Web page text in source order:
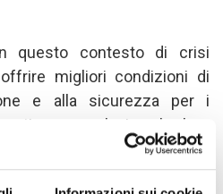
questo contesto di crisi
migliori condizioni di
e alla sicurezza per i
venezuelani e le loro
questo obiettivo, lo staff di
il sistema locale di